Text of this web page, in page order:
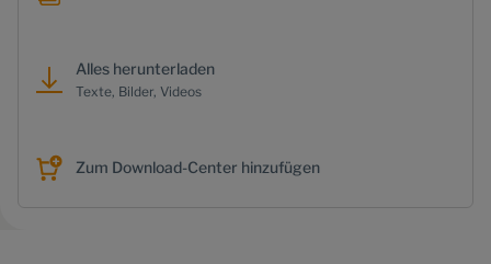
Alles herunterladen
Texte, Bilder, Videos
Zum Download-Center hinzufügen